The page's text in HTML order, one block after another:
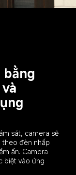
bằng
sát, camera sẽ
theo đèn nhấp
ẩn. Camera
biệt vào ứng